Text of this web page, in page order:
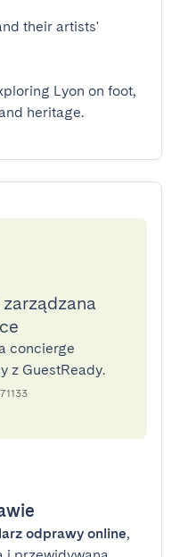
their artists'
Lyon on foot,
heritage.
concierge
z GuestReady.
odprawy online,